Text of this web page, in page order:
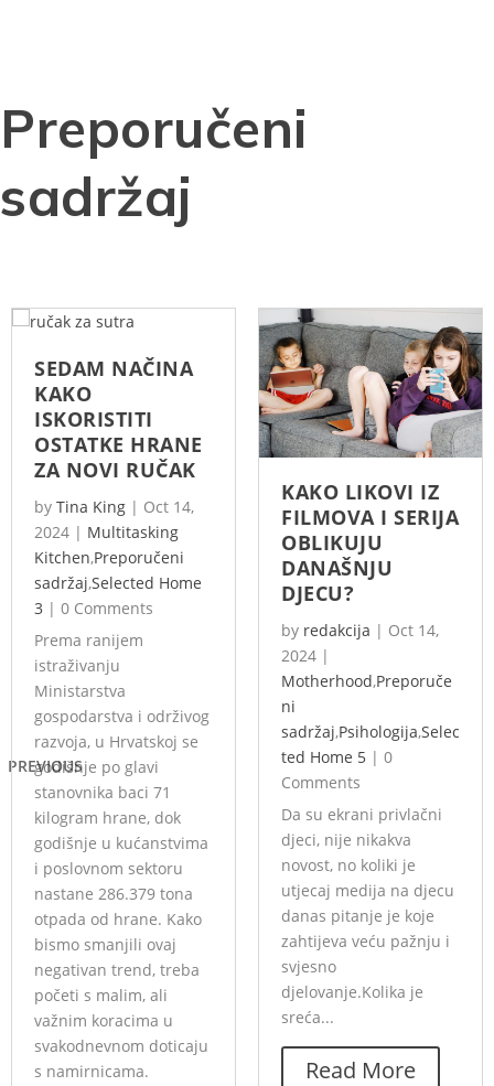
Preporučeni
sadržaj
PREVIOUS
SEDAM NAČINA
KAKO
ISKORISTITI
OSTATKE HRANE
ZA NOVI RUČAK
by Tina King | Oct 14,
2024 | Multitasking
Kitchen,Preporučeni
sadržaj,Selected Home
3 | 0 Comments
Prema ranijem
istraživanju
Ministarstva
gospodarstva i održivog
razvoja, u Hrvatskoj se
godišnje po glavi
stanovnika baci 71
kilogram hrane, dok
godišnje u kućanstvima
i poslovnom sektoru
nastane 286.379 tona
otpada od hrane. Kako
bismo smanjili ovaj
negativan trend, treba
početi s malim, ali
važnim koracima u
svakodnevnom doticaju
s namirnicama.
KAKO LIKOVI IZ
FILMOVA I SERIJA
OBLIKUJU
DANAŠNJU
DJECU?
by redakcija | Oct 14,
2024 |
Motherhood,Preporuče
ni
sadržaj,Psihologija,Selec
ted Home 5 | 0
Comments
Da su ekrani privlačni
djeci, nije nikakva
novost, no koliki je
utjecaj medija na djecu
danas pitanje je koje
zahtijeva veću pažnju i
svjesno
djelovanje.Kolika je
sreća...
Read More